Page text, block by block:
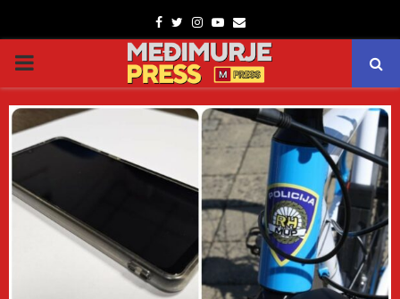
Facebook
TwitterInstagram
Youtube
Email
PRIMARY
MENU